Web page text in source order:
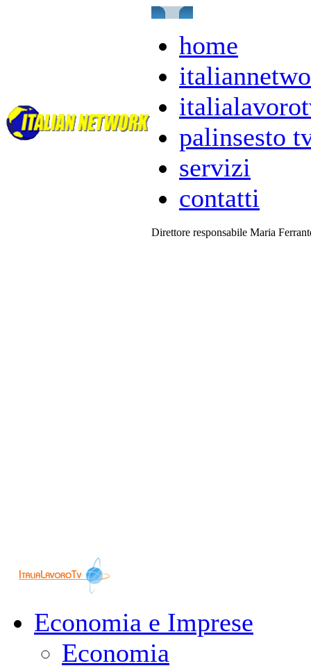
home
palinsesto
servizi
contatti
Direttore responsabile Maria
Economia e Imprese
Economia